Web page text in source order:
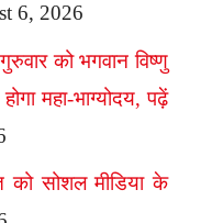
6, 2026
को भगवान विष्णु
महा-भाग्योदय, पढ़ें
को सोशल मीडिया के